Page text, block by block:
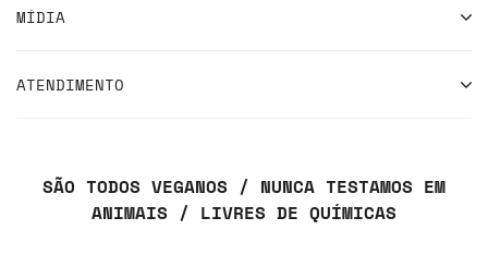
MÍDIA
ATENDIMENTO
SÃO TODOS VEGANOS / NUNCA TESTAMOS EM
ANIMAIS / LIVRES DE QUÍMICAS